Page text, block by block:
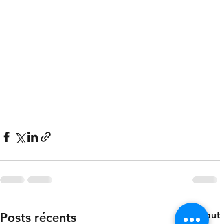
Posts récents Voir tout